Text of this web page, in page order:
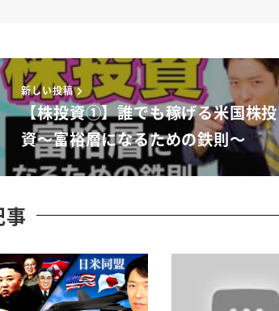
年においてもまだ6
たんですしかし時代は
ま多くの銀行で定期
新しい投稿
【株投資①】誰でも稼げる米国株投
資〜富裕層になるための鉄則〜
事